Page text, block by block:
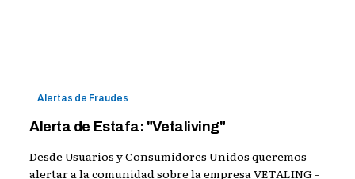
Alertas de Fraudes
Alerta de Estafa: "Vetaliving"
Desde Usuarios y Consumidores Unidos queremos
alertar a la comunidad sobre la empresa VETALING -